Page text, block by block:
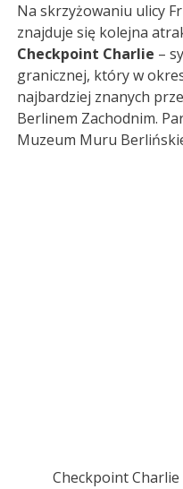
Na skrzyżowaniu ulicy
znajduje się kolejna
Checkpoint Charlie –
granicznej, który w
najbardziej znanych
Berlinem Zachodnim.
Muzeum Muru
Checkpoint Charlie